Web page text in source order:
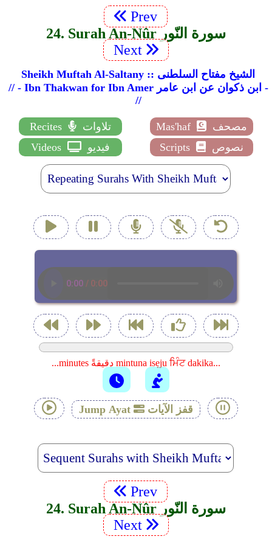
Prev
24. Surah An-Nûr سورة النّور
Next
Sheikh Muftah Al-Saltany :: الشيخ مفتاح السلطنى
// - Ibn Thakwan for Ibn Amer ابن ذكوان عن ابن عامر -
//
Recites تلاوات Mas'haf
مصحف
Videos
فيديو Scripts نصوص
...minutes دقيقةً mintuna isẹju ਮਿੰਟ dakika...
Jump Ayat قفز الآيات
Prev
24. Surah An-Nûr سورة النّور
Next